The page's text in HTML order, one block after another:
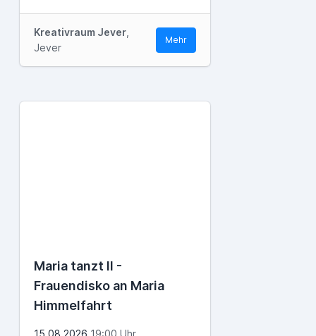
Kreativraum Jever
Jever
Mehr
Maria tanzt II -
Frauendisko an Maria
Himmelfahrt
15.08.2026 19:00 Uhr